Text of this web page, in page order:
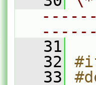
   31
   32
   33